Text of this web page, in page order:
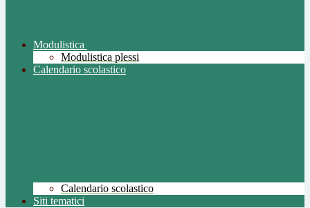
Modulistica
Modulistica plessi
Calendario scolastico
Calendario scolastico
Siti tematici